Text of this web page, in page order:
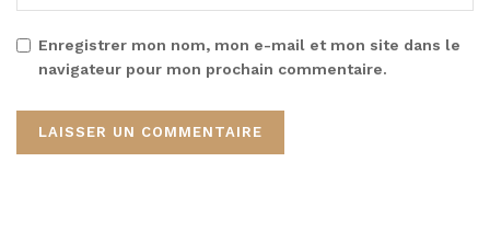
Enregistrer mon nom, mon e-mail et mon site dans le
navigateur pour mon prochain commentaire.